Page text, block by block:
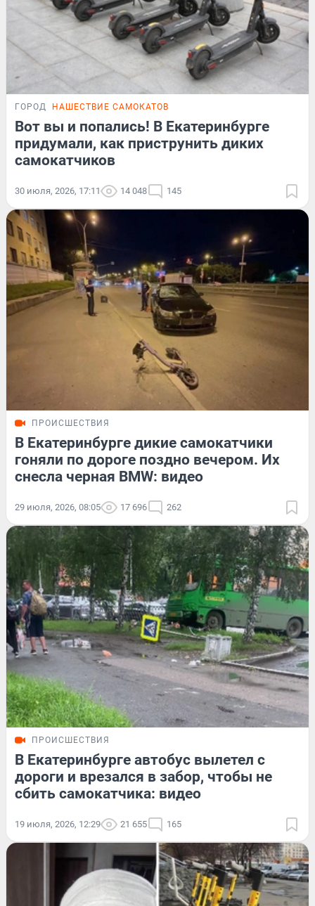
ГОРОД НАШЕСТВИЕ САМОКАТОВ
Вот вы и попались! В Екатеринбурге
придумали, как приструнить диких
самокатчиков
30 июля, 2026, 17:11 14 048 145
ПРОИСШЕСТВИЯ
В Екатеринбурге дикие самокатчики
гоняли по дороге поздно вечером. Их
снесла черная BMW: видео
29 июля, 2026, 08:05 17 696 262
ПРОИСШЕСТВИЯ
В Екатеринбурге автобус вылетел с
дороги и врезался в забор, чтобы не
сбить самокатчика: видео
19 июля, 2026, 12:29 21 655 165